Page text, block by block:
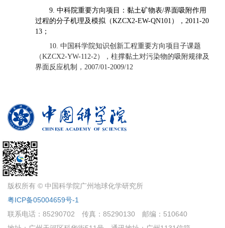
9. 中科院重要方向项目：黏土矿物表/界面吸附作用
过程的分子机理及模拟（KZCX2-EW-QN101 ）， 2011-20
13 ；
10. 中国科学院知识创新工程重要方向项目子课题
（KZCX2-YW-112-2），柱撑黏土对污染物的吸附规律及
界面反应机制， 2007/01-2009/12
版权所有 © 中国科学院广州地球化学研究所
粤ICP备05004659号-1
联系电话：85290702
传真：85290130
邮编：510640